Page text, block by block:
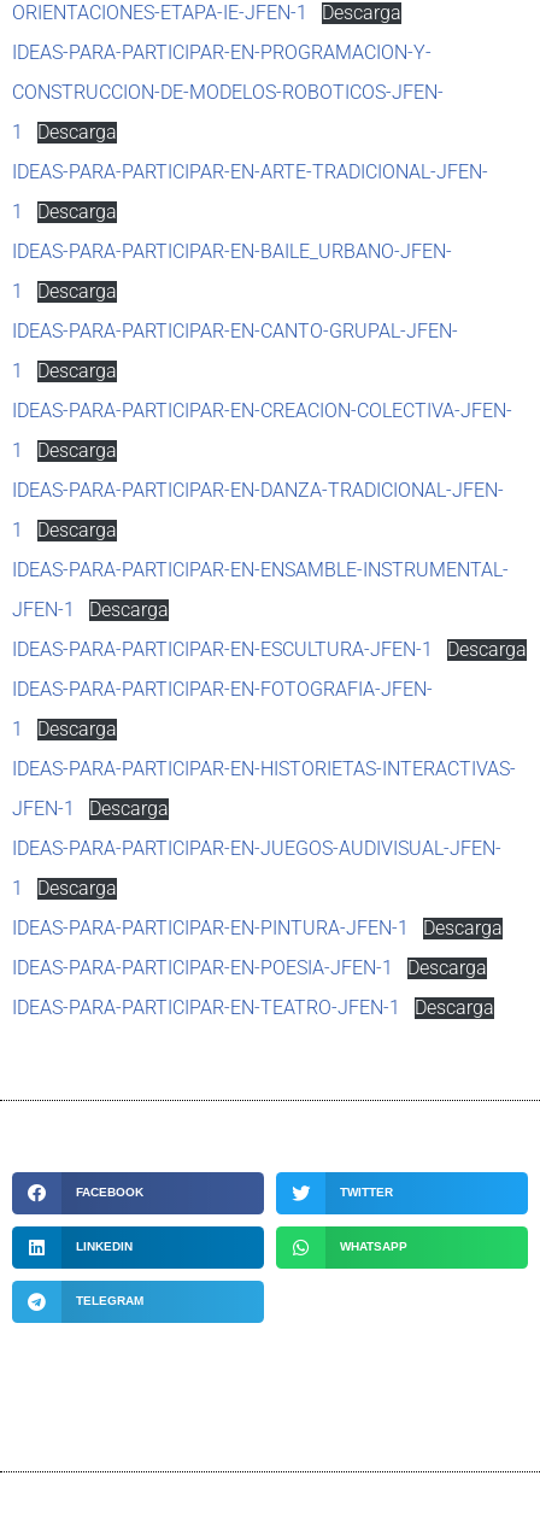
ORIENTACIONES-ETAPA-IE-JFEN-1
Descarga
IDEAS-PARA-PARTICIPAR-EN-PROGRAMACION-Y-
CONSTRUCCION-DE-MODELOS-ROBOTICOS-JFEN-
1
Descarga
IDEAS-PARA-PARTICIPAR-EN-ARTE-TRADICIONAL-JFEN-
1
Descarga
IDEAS-PARA-PARTICIPAR-EN-BAILE_URBANO-JFEN-
1
Descarga
IDEAS-PARA-PARTICIPAR-EN-CANTO-GRUPAL-JFEN-
1
Descarga
IDEAS-PARA-PARTICIPAR-EN-CREACION-COLECTIVA-JFEN-
1
Descarga
IDEAS-PARA-PARTICIPAR-EN-DANZA-TRADICIONAL-JFEN-
1
Descarga
IDEAS-PARA-PARTICIPAR-EN-ENSAMBLE-INSTRUMENTAL-
JFEN-1
Descarga
IDEAS-PARA-PARTICIPAR-EN-ESCULTURA-JFEN-1
Descarga
IDEAS-PARA-PARTICIPAR-EN-FOTOGRAFIA-JFEN-
1
Descarga
IDEAS-PARA-PARTICIPAR-EN-HISTORIETAS-INTERACTIVAS-
JFEN-1
Descarga
IDEAS-PARA-PARTICIPAR-EN-JUEGOS-AUDIVISUAL-JFEN-
1
Descarga
IDEAS-PARA-PARTICIPAR-EN-PINTURA-JFEN-1
Descarga
IDEAS-PARA-PARTICIPAR-EN-POESIA-JFEN-1
Descarga
IDEAS-PARA-PARTICIPAR-EN-TEATRO-JFEN-1
Descarga
FACEBOOK TWITTER
LINKEDIN WHATSAPP
TELEGRAM